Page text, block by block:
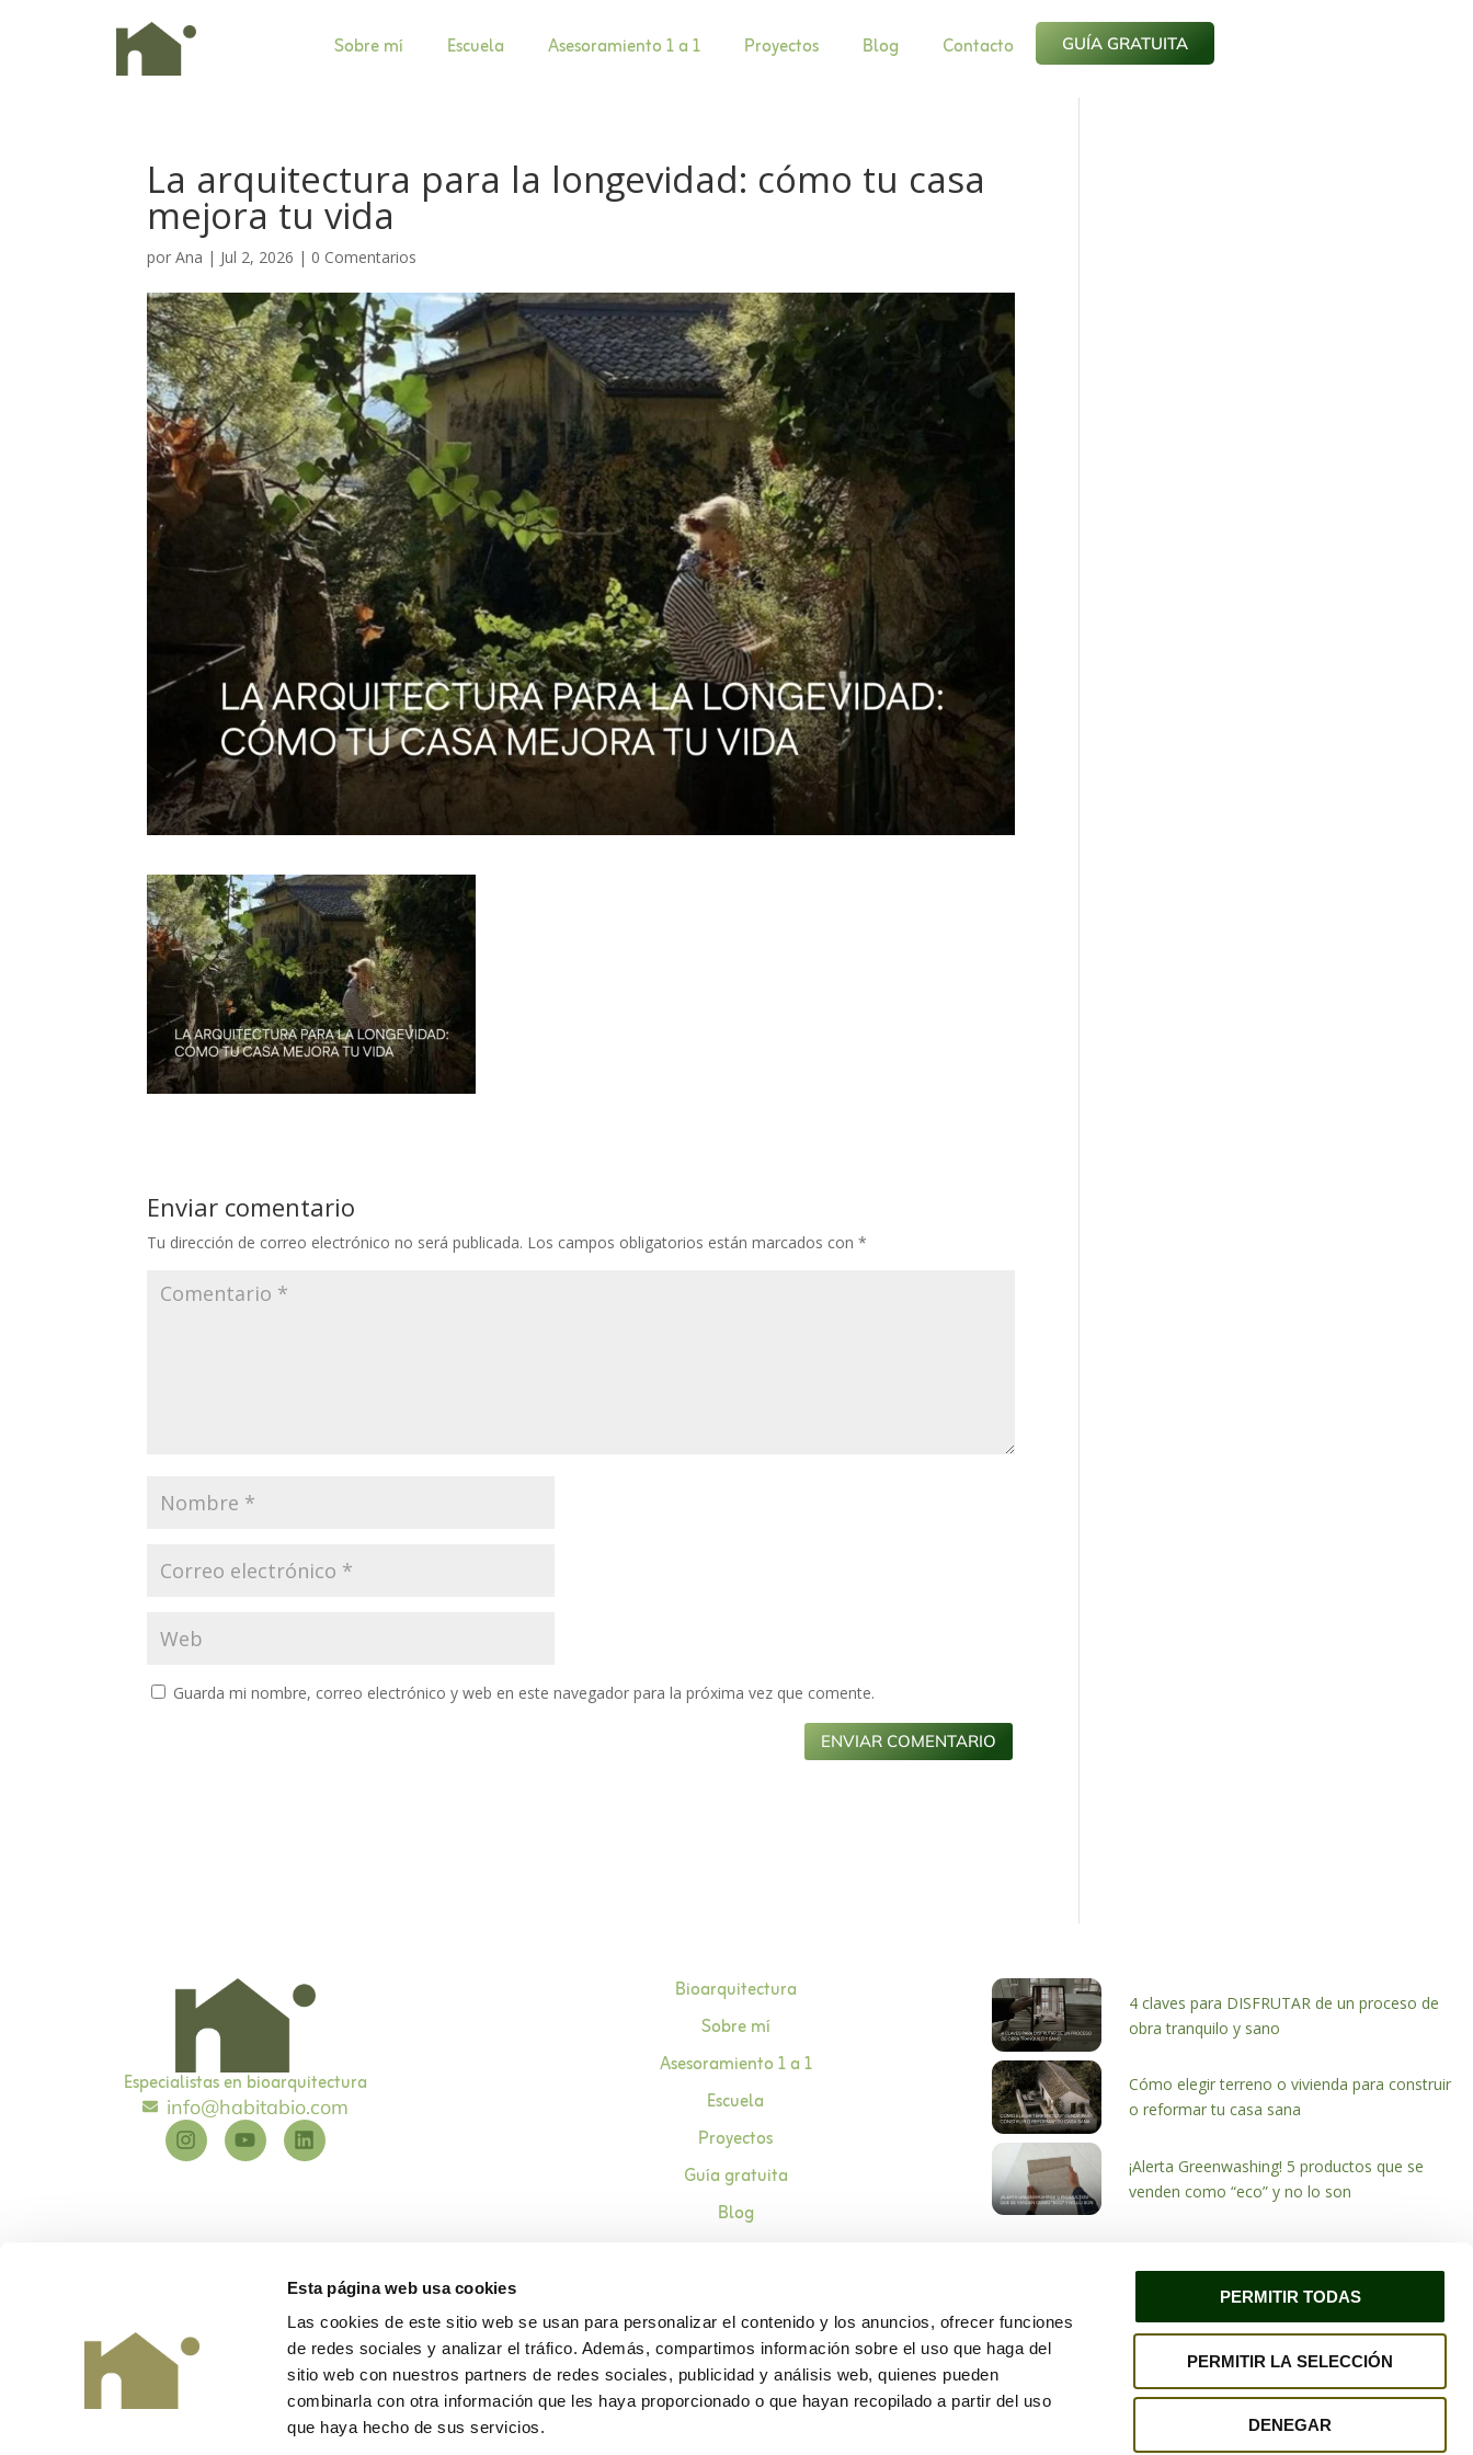
Esta página web usa cookies
Las cookies de este sitio web se usan para personalizar el contenido y los anuncios, ofrecer funciones
de redes sociales y analizar el tráfico. Además, compartimos información sobre el uso que haga del
sitio web con nuestros partners de redes sociales, publicidad y análisis web, quienes pueden
combinarla con otra información que les haya proporcionado o que hayan recopilado a partir del uso
que haya hecho de sus servicios.
PERMITIR TODAS
PERMITIR LA SELECCIÓN
DENEGAR
Sobre mí Escuela Asesoramiento 1 a 1 Proyectos Blog Contacto GUÍA GRATUITA
La arquitectura para la longevidad: cómo tu casa
mejora tu vida
porAna | Jul 2, 2026 | 0 Comentarios
Enviar comentario
Tu dirección de correo electrónico no será publicada. Los campos obligatorios están marcados con*
Guarda mi nombre, correo electrónico y web en este navegador para la próxima vez que comente.
Especialistas en bioarquitectura
info@habitabio.com
Bioarquitectura
Sobre mí
Asesoramiento 1 a 1
Escuela
Proyectos
Guía gratuita
Blog
4 claves para DISFRUTAR de un proceso de
obra tranquilo y sano
Cómo elegir terreno o vivienda para construir
o reformar tu casa sana
¡Alerta Greenwashing! 5 productos que se
venden como “eco” y no lo son
Habitabio © Diseño y desarrolloEME Digital Aviso legalPolítica de privacidad Política de cookies